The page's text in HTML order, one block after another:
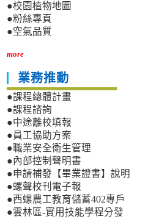
●校園植物地圖
●粉絲專頁
●空氣品質
more
業務推動
●課程總體計畫
●課程諮詢
●中途離校填報
●員工協助方案
●職業安全衛生管理
●內部控制聲明書
●申請補發【畢業證書】說明
●螺聲校刊電子報
●西螺農工教育儲蓄402專戶
●雲林區-實用技能學程分發